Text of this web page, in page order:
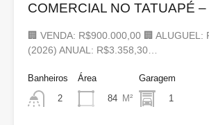
COMERCIAL NO TATUAPÉ –
🏢 VENDA: R$900.000,00 🏢
(2026) ANUAL: R$3.358,30…
Banheiros
2
Área
84 M²
Garagem
1